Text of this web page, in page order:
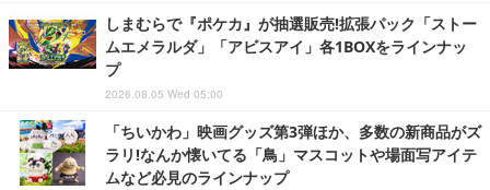
しまむらで『ポケカ』が抽選販売!拡張パック「ストー
ムエメラルダ」「アビスアイ」各1BOXをラインナッ
プ
2026.08.05 Wed 05:00
「ちいかわ」映画グッズ第3弾ほか、多数の新商品がズ
ラリ!なんか懐いてる「鳥」マスコットや場面写アイテ
ムなど必見のラインナップ